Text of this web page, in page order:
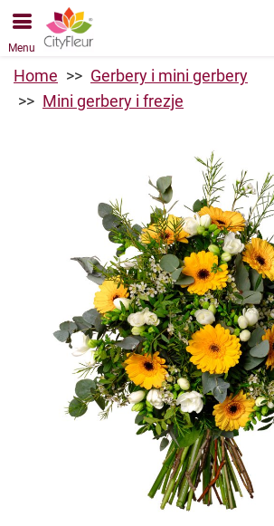
Przyjmujemy zamówienia za
sklepu internetowego. Najbliższy
to 10.08.2026 z powodu
Menu
Home
Gerbery i mini gerbery
Mini gerbery i frezje